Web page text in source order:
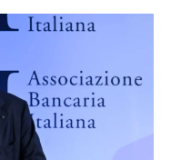
internazionale e
su
e su pronunce di
numero
in particolare: alla
obblighi
tra cui il